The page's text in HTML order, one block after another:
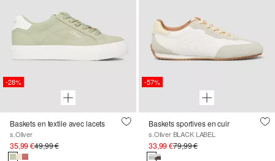
-28%
Baskets en textile avec lacets
s.Oliver
35,99 €49,99 €
-57%
Baskets sportives en cuir
s.Oliver BLACK LABEL
33,99 €79,99 €